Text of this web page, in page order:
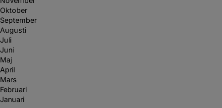
Oktober
September
Augusti
Juli
Juni
Maj
April
Mars
Februari
Januari